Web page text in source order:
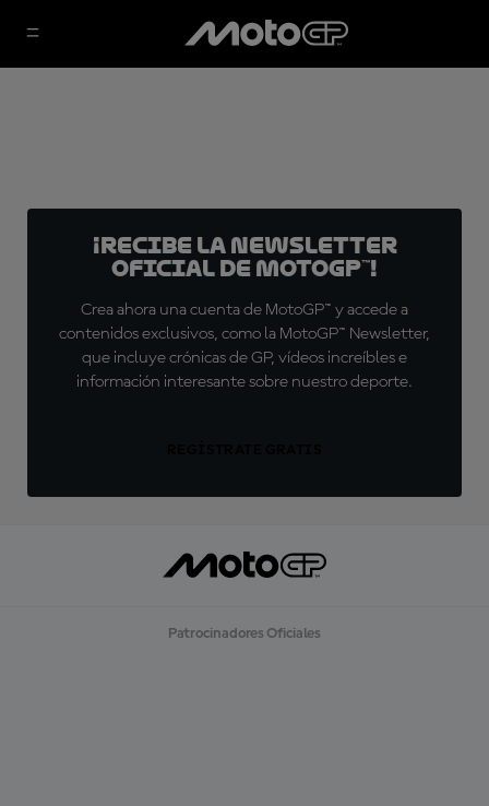
¡Recibe la Newsletter
oficial de MotoGP™!
Crea ahora una cuenta de MotoGP™ y accede a
contenidos exclusivos, como la MotoGP™ Newsletter,
que incluye crónicas de GP, vídeos increíbles e
información interesante sobre nuestro deporte.
Patrocinadores Oficiales